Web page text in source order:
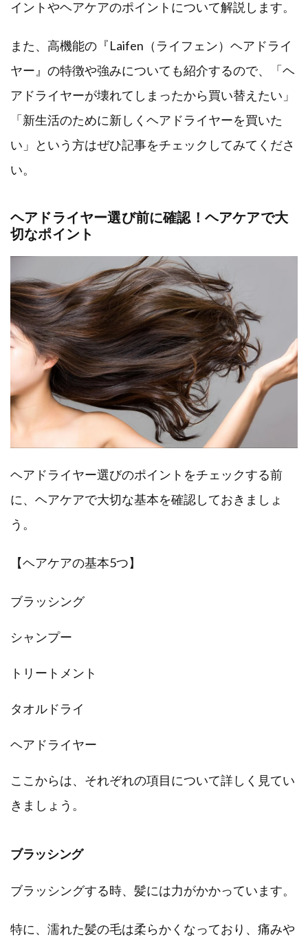
イントやヘアケアのポイントについて解説します。
また、高機能の『Laifen（ライフェン）ヘアドライ
ヤー』の特徴や強みについても紹介するので、「ヘ
アドライヤーが壊れてしまったから買い替えたい」
「新生活のために新しくヘアドライヤーを買いた
い」という方はぜひ記事をチェックしてみてくださ
い。
ヘアドライヤー選び前に確認！ヘアケアで大
切なポイント
ヘアドライヤー選びのポイントをチェックする前
に、ヘアケアで大切な基本を確認しておきましょ
う。
【ヘアケアの基本5つ】
ブラッシング
シャンプー
トリートメント
タオルドライ
ヘアドライヤー
ここからは、それぞれの項目について詳しく見てい
きましょう。
ブラッシング
ブラッシングする時、髪には力がかかっています。
特に、濡れた髪の毛は柔らかくなっており、痛みや